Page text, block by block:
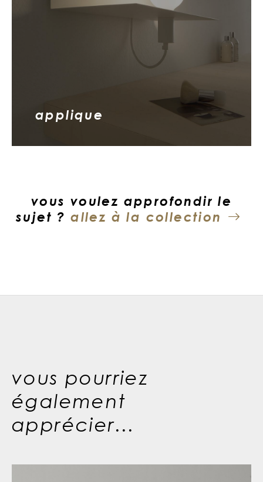
applique
vous voulez approfondir le
sujet ?allez à la collection
vous pourriez
également
apprécier...